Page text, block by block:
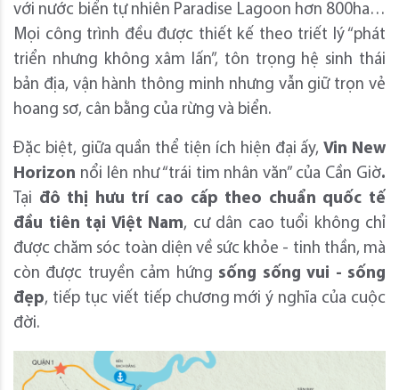
với nước biển tự nhiên Paradise Lagoon hơn 800ha…
Mọi công trình đều được thiết kế theo triết lý “phát
triển nhưng không xâm lấn”, tôn trọng hệ sinh thái
bản địa, vận hành thông minh nhưng vẫn giữ trọn vẻ
hoang sơ, cân bằng của rừng và biển.
Đặc biệt, giữa quần thể tiện ích hiện đại ấy,Vin New
Horizon nổi lên như “trái tim nhân văn” của Cần Giờ.
Tại đô thị hưu trí cao cấp theo chuẩn quốc tế
đầu tiên tại Việt Nam, cư dân cao tuổi không chỉ
được chăm sóc toàn diện về sức khỏe - tinh thần, mà
còn được truyền cảm hứng sống sống vui - sống
đẹp, tiếp tục viết tiếp chương mới ý nghĩa của cuộc
đời.